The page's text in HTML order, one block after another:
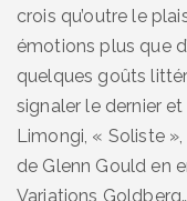
crois qu’outre le
émotions plus que
quelques goûts
signaler le dernier
Limongi, « Soliste
de Glenn Gould en
Variations Goldberg…